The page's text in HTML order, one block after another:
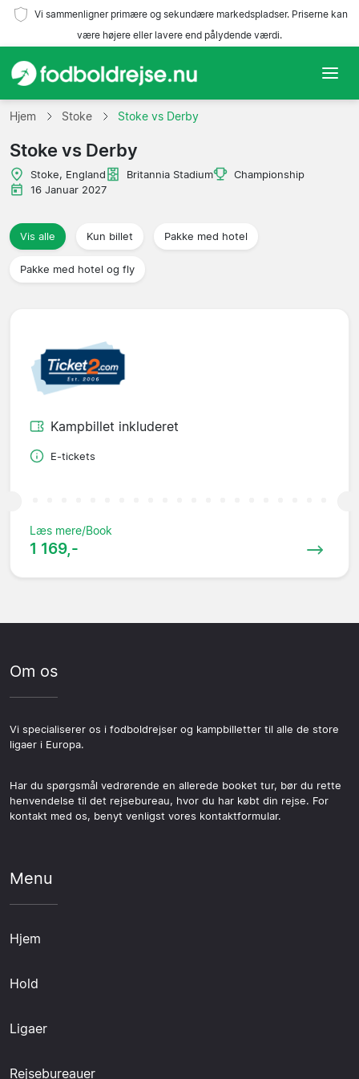
Vi sammenligner primære og sekundære markedspladser. Priserne kan
være højere eller lavere end pålydende værdi.
Hjem
Hold
Ligaer
Rejsebureauer
Hjem Stoke Stoke vs Derby
Stoke vs Derby
Stoke, England Britannia Stadium
Championship
16 Januar 2027
Vis alle Kun billet Pakke med hotel
Pakke med hotel og fly
Kampbillet inkluderet
E-tickets
Læs mere/Book
1 169,-
Om os
Vi specialiserer os i fodboldrejser og kampbilletter til alle de store
ligaer i Europa.
Har du spørgsmål vedrørende en allerede booket tur, bør du rette
henvendelse til det rejsebureau, hvor du har købt din rejse. For
kontakt med os, benyt venligst vores kontaktformular.
Menu
Hjem
Hold
Ligaer
Rejsebureauer